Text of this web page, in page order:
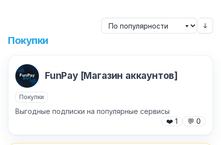
Покупки
FunPay [Магазин аккаунтов]
Покупки
Выгодные подписки на популярные сервисы
❤️ 1 💬 0